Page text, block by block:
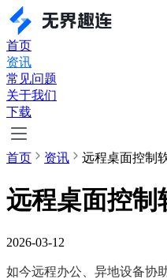
首页
资讯
常见问题
关于我们
下载
首页 资讯 远程桌面控制
远程桌面控制
2026-03-12
如今远程办公、异地设备协